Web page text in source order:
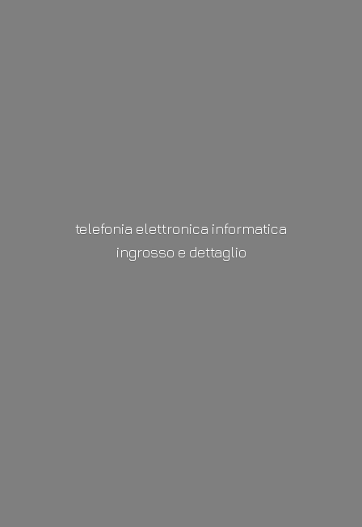
telefonia elettronica informatica
ingrosso e dettaglio